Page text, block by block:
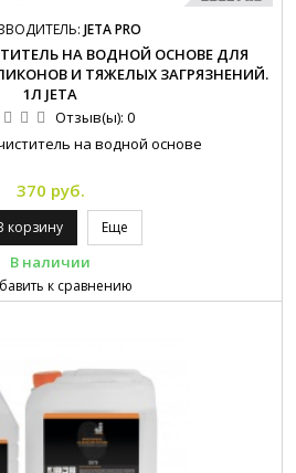
JETA PRO
НА ВОДНОЙ ОСНОВЕ ДЛЯ
И ТЯЖЕЛЫХ ЗАГРЯЗНЕНИЙ.
1Л JETA
Отзыв(ы): 0
на водной основе
370 руб.
корзину Еще
В наличии
к сравнению